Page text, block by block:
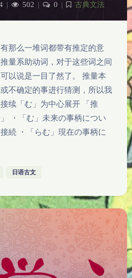
| 502 | 0 | 古典文法
那么一堆词都带有推定的意
量系助动词，对于这些词之间
以说是一目了然了。 推量本
不确定的事进行猜测，所以我
续「む」为中心展开 「推
・「む」未来の事柄につい
・「らむ」現在の事柄に
日语古文